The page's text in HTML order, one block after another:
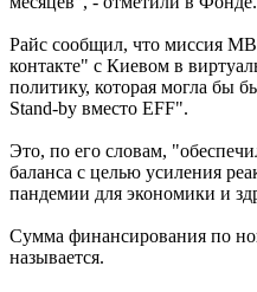
Райс сообщил, что миссия
контакте" с Киевом в
политику, которая могла бы
Stand-by вместо EFF".
Это, по его словам,
баланса с целью усиления
пандемии для экономики и
Сумма финансирования по
называется.